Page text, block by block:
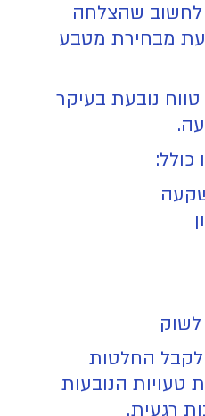
שהצלחה
מבחירת מטבע
נובעת בעיקר
כולל:
לקבל החלטות
טעויות הנובעות
רגעית.